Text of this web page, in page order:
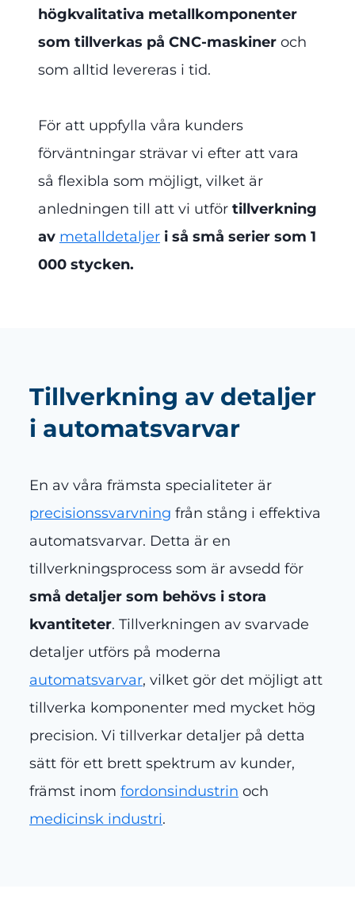
högkvalitativa metallkomponenter
som tillverkas på CNC-maskiner och
som alltid levereras i tid.
För att uppfylla våra kunders
förväntningar strävar vi efter att vara
så flexibla som möjligt, vilket är
anledningen till att vi utför tillverkning
av metalldetaljer i så små serier som 1
000 stycken.
Tillverkning av detaljer
i automatsvarvar
En av våra främsta specialiteter är
precisionssvarvning från stång i effektiva
automatsvarvar. Detta är en
tillverkningsprocess som är avsedd för
små detaljer som behövs i stora
kvantiteter. Tillverkningen av svarvade
detaljer utförs på moderna
automatsvarvar, vilket gör det möjligt att
tillverka komponenter med mycket hög
precision. Vi tillverkar detaljer på detta
sätt för ett brett spektrum av kunder,
främst inom fordonsindustrin och
medicinsk industri.